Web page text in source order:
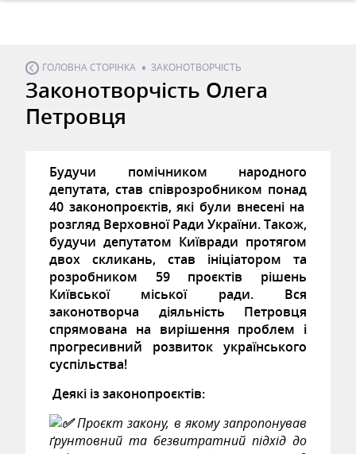
ГОЛОВНА СТОРІНКА ЗАКОНОТВОРЧІСТЬ
Законотворчість Олега
Петровця
Будучи помічником народного
депутата, став співрозробником понад
40 законопроєктів, які були внесені на
розгляд Верховної Ради України. Також,
будучи депутатом Київради протягом
двох скликань, став ініціатором та
розробником 59 проєктів рішень
Київської міської ради. Вся
законотворча діяльність Петровця
спрямована на вирішення проблем і
прогресивний розвиток українського
суспільства!
Деякі із законопроєктів:
Проєкт закону, в якому запропонував
ґрунтовний та безвитратний підхід до